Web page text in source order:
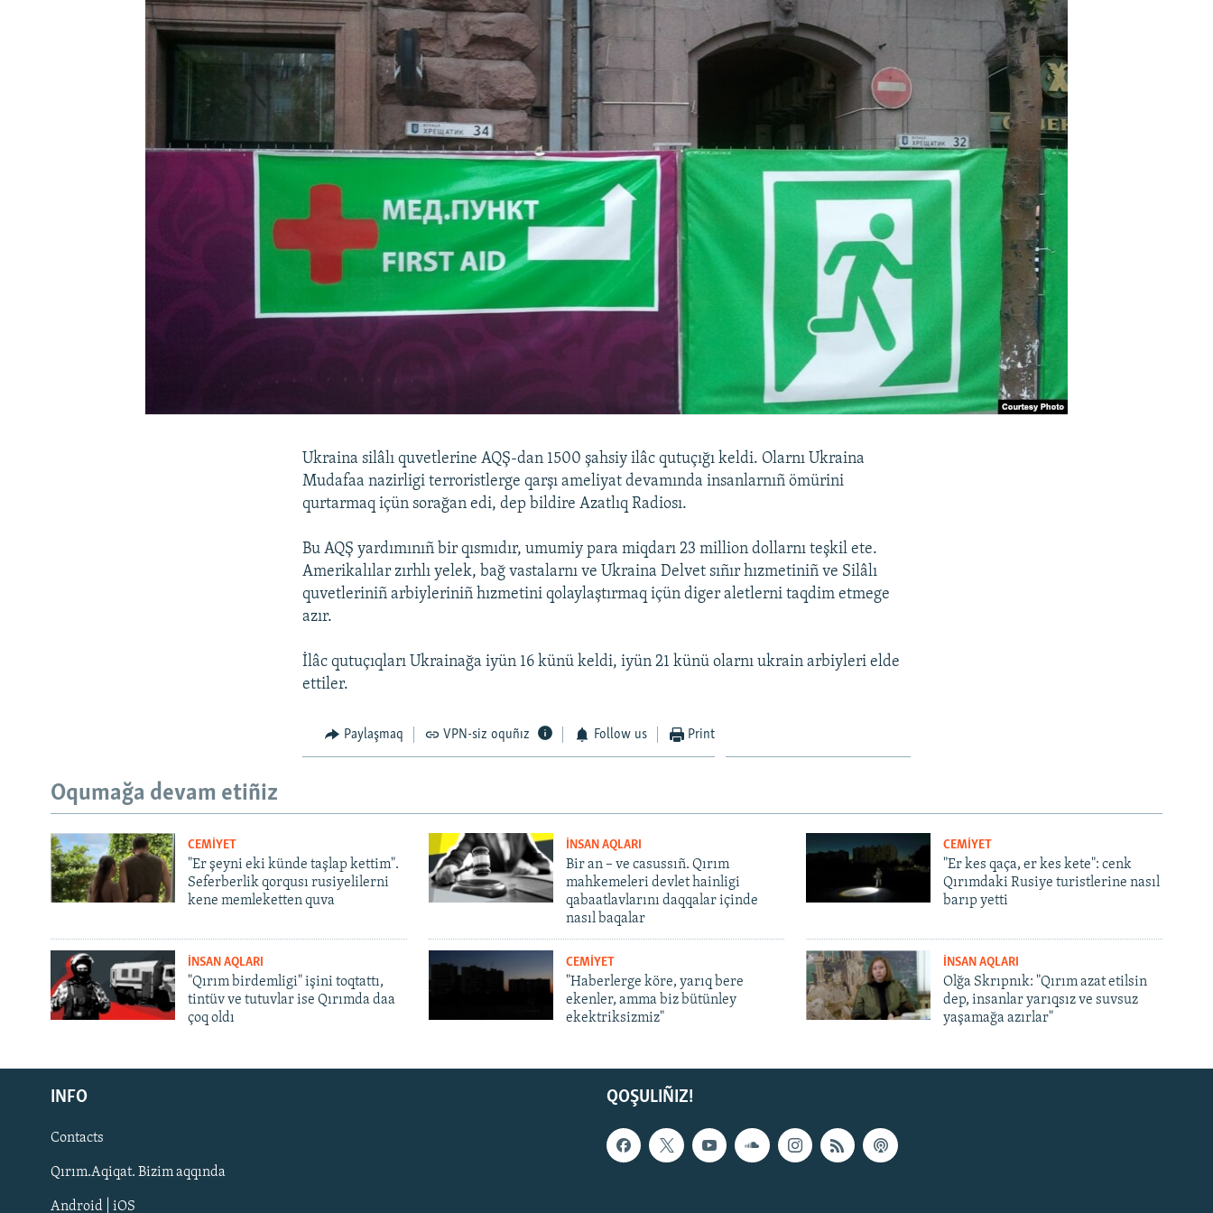
Русский
Українською
QOŞULIÑIZ!
Ukraina silâlı quvetlerine AQŞ-dan 1500 şahsiy ilâc qutuçığı keldi. Olarnı Ukraina
Mudafaa nazirligi terroristlerge qarşı ameliyat devamında insanlarnıñ ömürini
qurtarmaq içün sorağan edi, dep bildire Azatlıq Radiosı.
Bu AQŞ yardımınıñ bir qısmıdır, umumiy para miqdarı 23 million dollarnı teşkil ete.
Amerikalılar zırhlı yelek, bağ vastalarnı ve Ukraina Delvet sıñır hızmetiniñ ve Silâlı
quvetleriniñ arbiyleriniñ hızmetini qolaylaştırmaq içün diger aletlerni taqdim etmege
azır.
İlâc qutuçıqları Ukrainağa iyün 16 künü keldi, iyün 21 künü olarnı ukrain arbiyleri elde
ettiler.
Paylaşmaq VPN-siz oquñız Follow us Print
Oqumağa devam etiñiz
CEMİYET
"Er şeyni eki künde taşlap kettim".
Seferberlik qorqusı rusiyelilerni
kene memleketten quva
İNSAN AQLARI
Bir an – ve casussıñ. Qırım
mahkemeleri devlet hainligi
qabaatlavlarını daqqalar içinde
nasıl baqalar
CEMİYET
"Er kes qaça, er kes kete": cenk
Qırımdaki Rusiye turistlerine nasıl
barıp yetti
İNSAN AQLARI
"Qırım birdemligi" işini toqtattı,
tintüv ve tutuvlar ise Qırımda daa
çoq oldı
CEMİYET
"Haberlerge köre, yarıq bere
ekenler, amma biz bütünley
ekektriksizmiz"
İNSAN AQLARI
Olğa Skrıpnık: "Qırım azat etilsin
dep, insanlar yarıqsız ve suvsuz
yaşamağa azırlar"
QOŞULIÑIZ!
INFO
Contacts
Qırım.Aqiqat. Bizim aqqında
Android | iOS